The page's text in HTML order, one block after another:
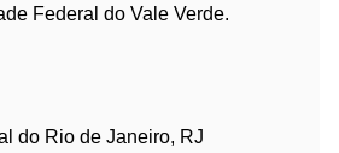
Federal do Vale Verde.
do Rio de Janeiro, RJ